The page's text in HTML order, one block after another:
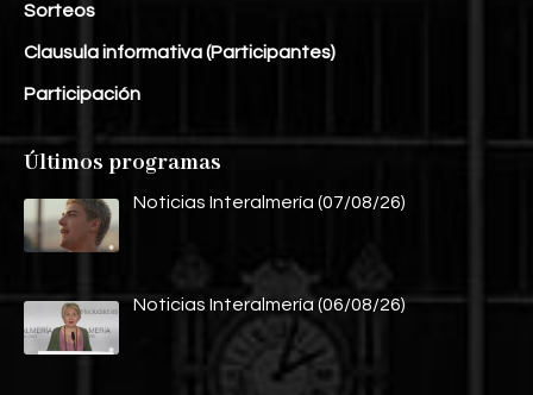
Sorteos
Clausula informativa (Participantes)
Participación
Últimos programas
Noticias Interalmería (07/08/26)
Noticias Interalmería (06/08/26)